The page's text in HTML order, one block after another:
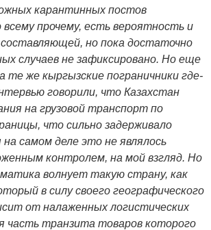
карантинных постов
всему прочему, есть вероятность и
составляющей, но пока достаточно
случаев не зафиксировано. Но еще
те же кыргызские пограничники где-
говорили, что Казахстан
на грузовой транспорт по
что сильно задерживало
самом деле это не являлось
контролем, на мой взгляд. Но
волнует такую страну, как
в силу своего географического
от налаженных логистических
часть транзита товаров которого